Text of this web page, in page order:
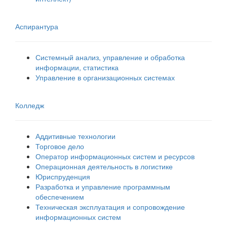
Аспирантура
Системный анализ, управление и обработка
информации, статистика
Управление в организационных системах
Колледж
Аддитивные технологии
Торговое дело
Оператор информационных систем и ресурсов
Операционная деятельность в логистике
Юриспруденция
Разработка и управление программным
обеспечением
Техническая эксплуатация и сопровождение
информационных систем